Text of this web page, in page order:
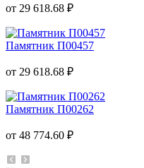
от 29 618.68 ₽
Памятник П00457
от 29 618.68 ₽
Памятник П00262
от 48 774.60 ₽